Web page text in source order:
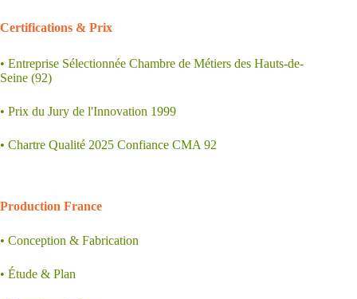
Certifications & Prix
• Entreprise Sélectionnée Chambre de Métiers des Hauts-de-
Seine (92)
• Prix du Jury de l'Innovation 1999
• Chartre Qualité 2025 Confiance CMA 92
Production France
• Conception & Fabrication
• Étude & Plan